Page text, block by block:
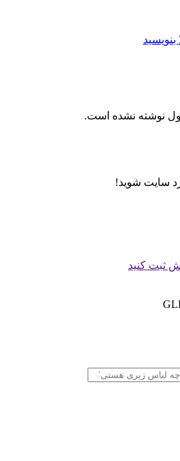
بنویسید
نوشته نشده است.
سایت شوید!
ثبت کنید